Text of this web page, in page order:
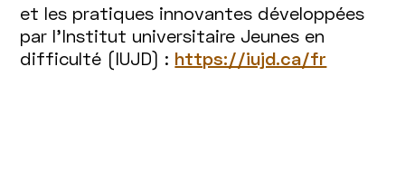
et les pratiques innovantes développées
par l’Institut universitaire Jeunes en
difficulté (IUJD) : https://iujd.ca/fr